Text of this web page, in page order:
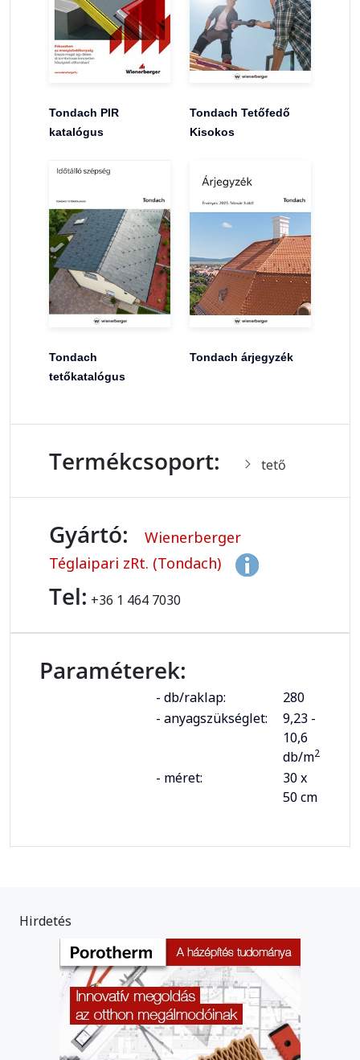
Tondach PIR
katalógus
Tondach Tetőfedő
Kisokos
Tondach
tetőkatalógus
Tondach árjegyzék
Termékcsoport: tető
Gyártó:
Wienerberger
Téglaipari zRt. (Tondach)
Tel: +36 1 464 7030
Paraméterek:
- db/raklap:
280
- anyagszükséglet:
9,23 -
10,6
db/m2
- méret:
30 x
50 cm
Hirdetés